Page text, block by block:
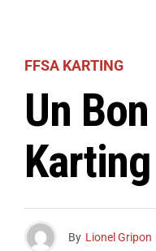
FFSA KARTING
Un
By Lionel Gripon